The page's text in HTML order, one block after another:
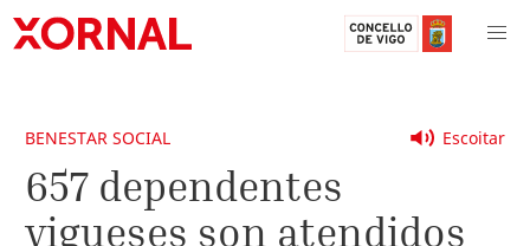
Escoitar
BENESTAR SOCIAL
657 dependentes
vigueses son atendidos